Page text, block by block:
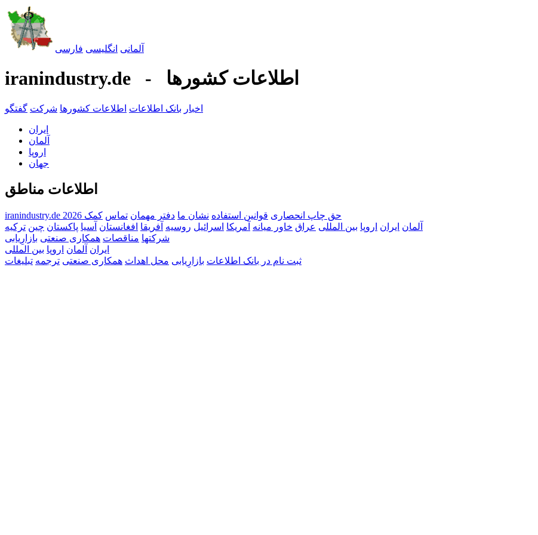
آلمانی انگليسی فارسی
iranindustry.de - اطلاعات کشورها
اخبار بانک اطلاعات اطلاعات کشورها شرکت گفتگو
ايران
آلمان
اروپا
جهان
اطلاعات مناطق
iranindustry.de 2026 حق چاپ انحصاری قوانين استفاده نشان ما دفتر مهمان تماس کمک
آلمان ايران اروپا بين المللی عراق خاور میانه آمریکا اسرائيل روسیه آفریقا افغانستان آسیا پاکستان چین ترکیه
شرکتها مناقصات همکاری صنعتی بازارِيابی
ايران آلمان اروپا بين المللی
ثبت نام در بانک اطلاعات بازارِيابی محل اهداث همکاری صنعتی ترجمه تبليغات